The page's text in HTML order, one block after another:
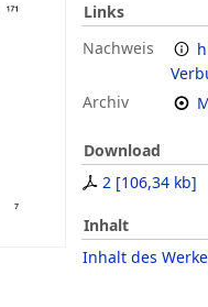
Links
Nachweis
Archiv
Download
2 [106,34 kb]
Inhalt
Inhalt des